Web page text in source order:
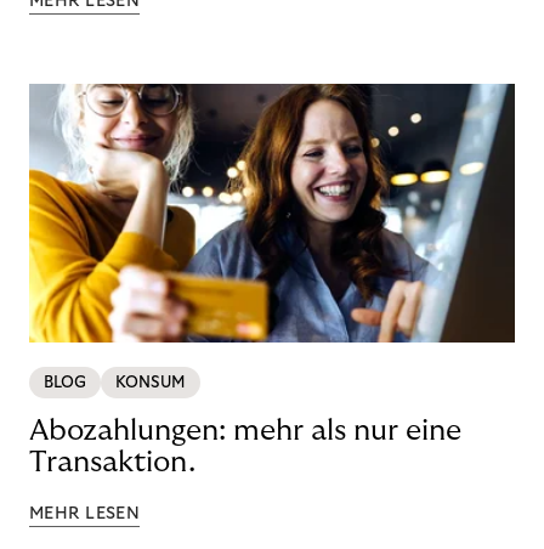
BLOG KONSUM
Abozahlungen: mehr als nur eine
Transaktion.
MEHR LESEN